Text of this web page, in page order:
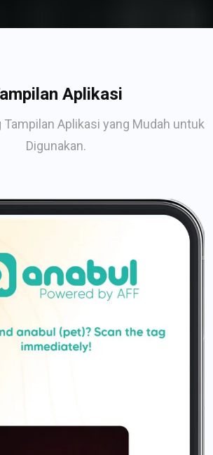
Aplikasi
Tampilan Aplikasi yang Mudah untuk
Digunakan.